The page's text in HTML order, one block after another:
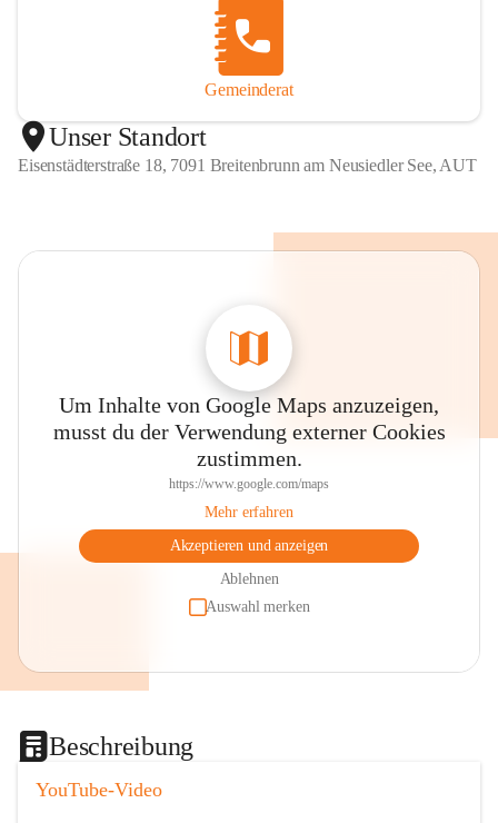
Gemeinderat
Unser Standort
Eisenstädterstraße 18, 7091 Breitenbrunn am Neusiedler See, AUT
Um Inhalte von Google Maps anzuzeigen,
musst du der Verwendung externer Cookies
zustimmen.
https://www.google.com/maps
Mehr erfahren
Akzeptieren und anzeigen
Ablehnen
Auswahl merken
Beschreibung
YouTube-Video